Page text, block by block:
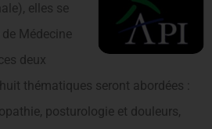
elles se
Médecine
deux
thématiques seront abordées :
posturologie et douleurs,